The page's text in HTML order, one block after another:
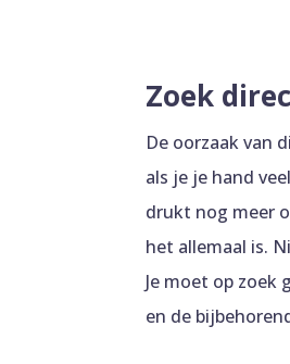
Zoek
De oorzaak van
als je je hand
drukt nog meer
het allemaal is.
Je moet op zoek
en de